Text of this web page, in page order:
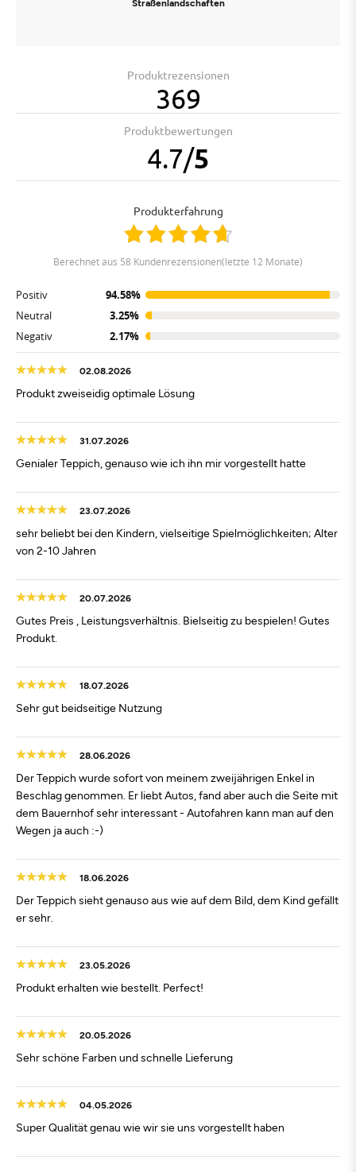
Produktrezensionen
369
Produktbewertungen
4.7/5
Produkterfahrung
berechnet aus 58 Kundenrezensionen(letzte 12 Monate)
Positiv
94.58%
Neutral
3.25%
Negativ
2.17%
02.08.2026
Produkt zweiseidig optimale Lösung
31.07.2026
Genialer Teppich, genauso wie ich ihn mir vorgestellt hatte
23.07.2026
sehr beliebt bei den Kindern, vielseitige Spielmöglichkeiten; Alter
von 2-10 Jahren
20.07.2026
Gutes Preis , Leistungsverhältnis. Bielseitig zu bespielen! Gutes
Produkt.
18.07.2026
Sehr gut beidseitige Nutzung
28.06.2026
Der Teppich wurde sofort von meinem zweijährigen Enkel in
Beschlag genommen. Er liebt Autos, fand aber auch die Seite mit
dem Bauernhof sehr interessant - Autofahren kann man auf den
Wegen ja auch :-)
18.06.2026
Der Teppich sieht genauso aus wie auf dem Bild, dem Kind gefällt
er sehr.
23.05.2026
Produkt erhalten wie bestellt. Perfect!
20.05.2026
Sehr schöne Farben und schnelle Lieferung
04.05.2026
Super Qualität genau wie wir sie uns vorgestellt haben